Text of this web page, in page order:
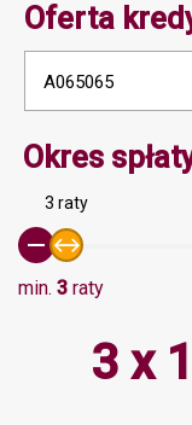
Oferta
A065065
Okres
3 raty
min. 3 raty
3 x